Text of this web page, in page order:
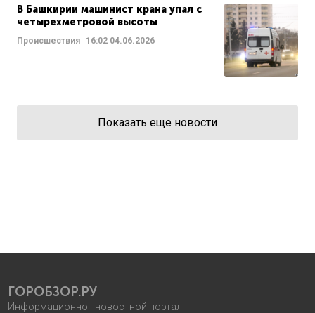
В Башкирии машинист крана упал с
четырехметровой высоты
Происшествия 16:02 04.06.2026
Показать еще новости
ГОРОБЗОР.РУ
Информационно - новостной портал